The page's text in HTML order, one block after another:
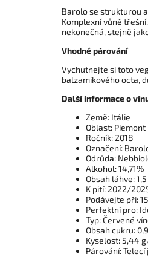
Barolo se strukturou
Komplexní vůně
nekonečná, stejně
Vhodné párování
Vychutnejte si toto
balzamikového octa,
Další informace o
Země: Itálie
Oblast: Piemont
Ročník: 2018
Označení:
Odrůda:
Alkohol: 14,71%
Obsah láhve: 1,5
K pití: 2022/
Podávejte při:
Perfektní pro:
Typ: Červené
Obsah cukru:
Kyselost: 5,44
Párování: